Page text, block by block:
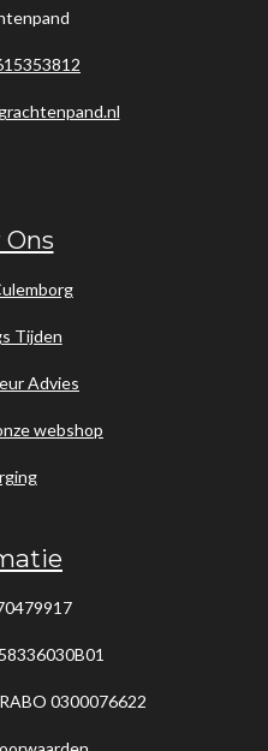
Ons
Tijden
Advies
webshop
0300076622